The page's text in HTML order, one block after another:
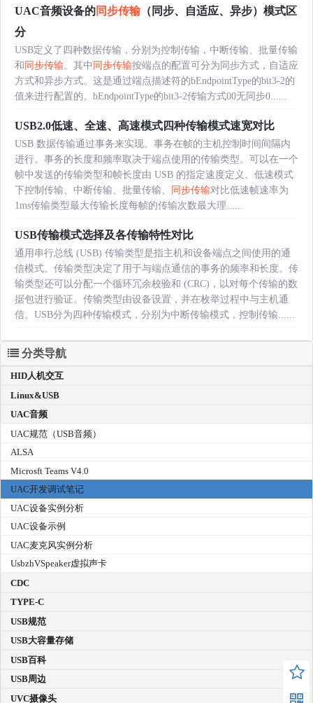
UAC音频设备的同步传输（同步、自适应、异步）模式区
分
USB定义了四种数据传输，分别为控制传输，中断传输、批量传输
和 同步传输。其中 同步传输按端点的配置可分为同步方式，自适应
方式和异步方式。这是通过端点描述符的bEndpointType的bit3-2的
值来进行配置的。bEndpointType的bit3-2传输方式00无同步0......
USB2.0低速、全速、高速模式四种传输模式速宽对比
USB 数据传输通过事务来实现。事务在帧的主机控制时间间隔内
进行。事务的长度和频率取决于端点使用的传输类型。可以在一个
帧中发送的传输类型和帧长度由 USB 的指定速度定义。低速模式
下控制传输、中断传输、批量传输、
同步传输对比低速帧速率为
1ms传输类型最大传输长度每帧的传输次数最大理......
USB传输模式选择及各传输特性对比
通用串行总线 (USB) 传输类型是指主机和设备端点之间使用的通
信模式。传输类型决定了用于与端点通信的事务的频率和长度。传
输类型还可以分配一个循环冗余校验和 (CRC)，以对每个传输的数
据包进行验证。传输类型由设备设置，并在枚举过程中与主机通
信。USB分为四种传输模式，分别为中断传输模式，控制传输......
分类导航
HID人机交互
Linux&USB
UAC音频
UAC规范（USB音频）
ALSA
Microsft Teams V4.0
UAC开发调试笔记
UAC设备实例分析
UAC设备示例
UAC麦克风实例分析
UsbzhVSpeaker虚拟声卡
CDC
TYPE-C
USB规范
USB大容量存储
USB百科
USB周边
UVC摄像头